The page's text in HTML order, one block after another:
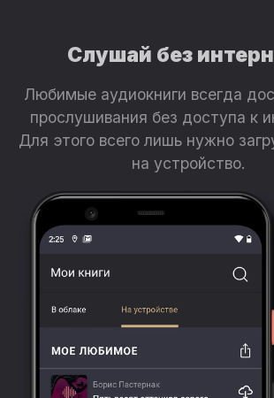
Слушай без
Любимые аудиокниги всегда
прослушивания без доступа к
Для этого всего лишь нужно
на устройство.